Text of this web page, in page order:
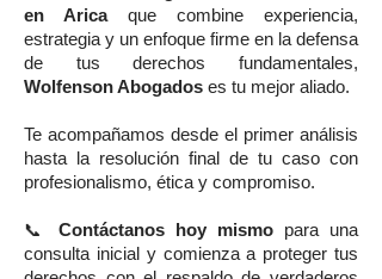
en Aricaque combine experiencia,
estrategia y un enfoque firme en la defensa
de tus derechos fundamentales,
Wolfenson Abogados es tu mejor aliado.
Te acompañamos desde el primer análisis
hasta la resolución final de tu caso con
profesionalismo, ética y compromiso.
📞 Contáctanos hoy mismo para una
consulta inicial y comienza a proteger tus